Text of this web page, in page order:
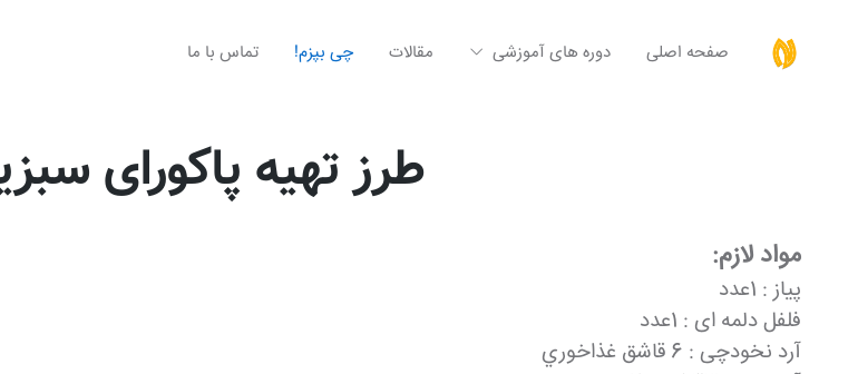
صفحه اصلی دوره های آموزشی مقالات چی بپزم! تماس با ما
طرز تهیه پاكورای
مواد لازم:
پیاز : 1عدد
فلفل دلمه ای : 1عدد
آرد نخودچی : 6 قاشق غذاخوري